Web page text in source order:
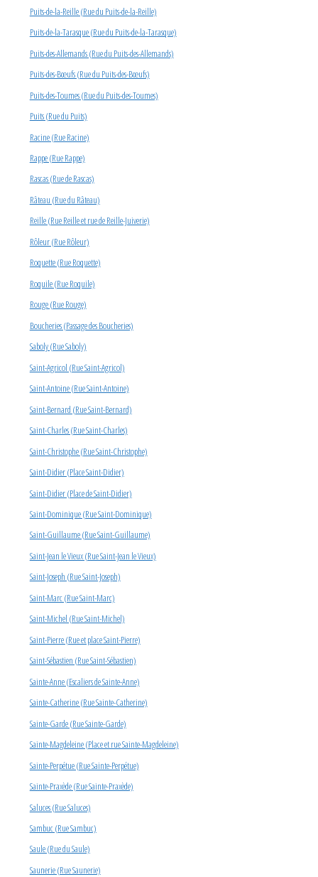
Puits-de-la-Reille (Rue du Puits-de-la-Reille)
Puits-de-la-Tarasque (Rue du Puits-de-la-Tarasque)
Puits-des-Allemands (Rue du Puits-des-Allemands)
Puits-des-Bœufs (Rue du Puits-des-Bœufs)
Puits-des-Toumes (Rue du Puits-des-Toumes)
Puits (Rue du Puits)
Racine (Rue Racine)
Rappe (Rue Rappe)
Rascas (Rue de Rascas)
Râteau (Rue du Râteau)
Reille (Rue Reille et rue de Reille-Juiverie)
Rôleur (Rue Rôleur)
Roquette (Rue Roquette)
Roquile (Rue Roquile)
Rouge (Rue Rouge)
Boucheries (Passage des Boucheries)
Saboly (Rue Saboly)
Saint-Agricol (Rue Saint-Agricol)
Saint-Antoine (Rue Saint-Antoine)
Saint-Bernard (Rue Saint-Bernard)
Saint-Charles (Rue Saint-Charles)
Saint-Christophe (Rue Saint-Christophe)
Saint-Didier (Place Saint-Didier)
Saint-Didier (Place de Saint-Didier)
Saint-Dominique (Rue Saint-Dominique)
Saint-Guillaume (Rue Saint-Guillaume)
Saint-Jean le Vieux (Rue Saint-Jean le Vieux)
Saint-Joseph (Rue Saint-Joseph)
Saint-Marc (Rue Saint-Marc)
Saint-Michel (Rue Saint-Michel)
Saint-Pierre (Rue et place Saint-Pierre)
Saint-Sébastien (Rue Saint-Sébastien)
Sainte-Anne (Escaliers de Sainte-Anne)
Sainte-Catherine (Rue Sainte-Catherine)
Sainte-Garde (Rue Sainte-Garde)
Sainte-Magdeleine (Place et rue Sainte-Magdeleine)
Sainte-Perpétue (Rue Sainte-Perpétue)
Sainte-Praxède (Rue Sainte-Praxède)
Saluces (Rue Saluces)
Sambuc (Rue Sambuc)
Saule (Rue du Saule)
Saunerie (Rue Saunerie)